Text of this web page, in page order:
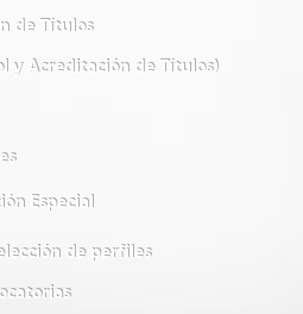
de Títulos
y Acreditación de Títulos)
Especial
de perfiles